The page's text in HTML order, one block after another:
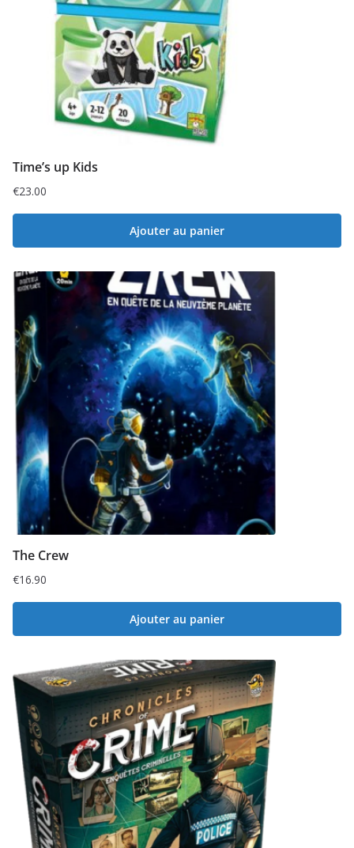
Time’s up Kids
€23.00
Ajouter au panier
The Crew
€16.90
Ajouter au panier